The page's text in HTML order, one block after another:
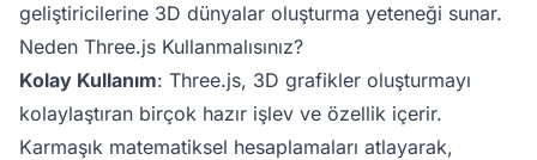
geliştiricilerine 3D dünyalar oluşturma yeteneği sunar.
Neden Three.js Kullanmalısınız?
Kolay Kullanım: Three.js, 3D grafikler oluşturmayı
kolaylaştıran birçok hazır işlev ve özellik içerir.
Karmaşık matematiksel hesaplamaları atlayarak,